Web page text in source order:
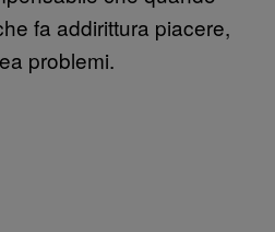
fa addirittura piacere,
problemi.